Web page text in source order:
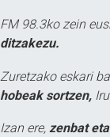
FM 98.3ko zein
ditzakezu.
Zuretzako eskari
hobeak sortzen,
Izan ere, zenbat